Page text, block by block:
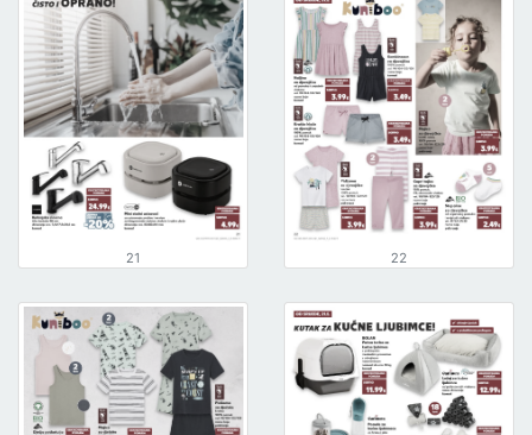
21 22